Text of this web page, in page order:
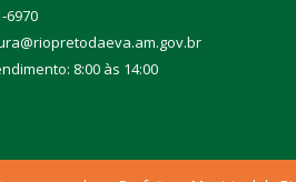
6970
8:00 às 14:00